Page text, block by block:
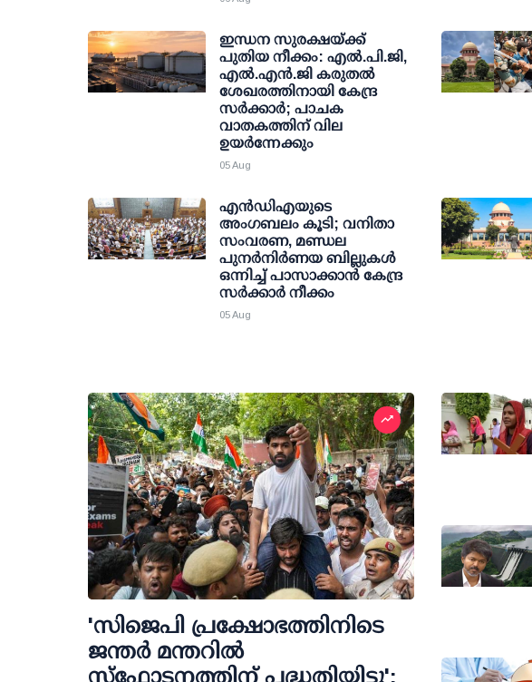
ഇന്ധന സുരക്ഷയ്ക്ക്
പുതിയ നീക്കം: എല്‍.പി.ജി,
എല്‍.എന്‍.ജി കരുതല്‍
ശേഖരത്തിനായി കേന്ദ്ര
സര്‍ക്കാര്‍; പാചക
വാതകത്തിന് വില
ഉയര്‍ന്നേക്കും
05 Aug
എന്‍ഡിഎയുടെ
അംഗബലം കൂടി; വനിതാ
സംവരണ, മണ്ഡല
പുനര്‍നിര്‍ണയ ബില്ലുകള്‍
ഒന്നിച്ച് പാസാക്കാന്‍ കേന്ദ്ര
സര്‍ക്കാര്‍ നീക്കം
05 Aug
'സിജെപി പ്രക്ഷോഭത്തിനിടെ
ജന്തര്‍ മന്തറില്‍
സ്ഫോടനത്തിന് പദ്ധതിയിട്ടു';